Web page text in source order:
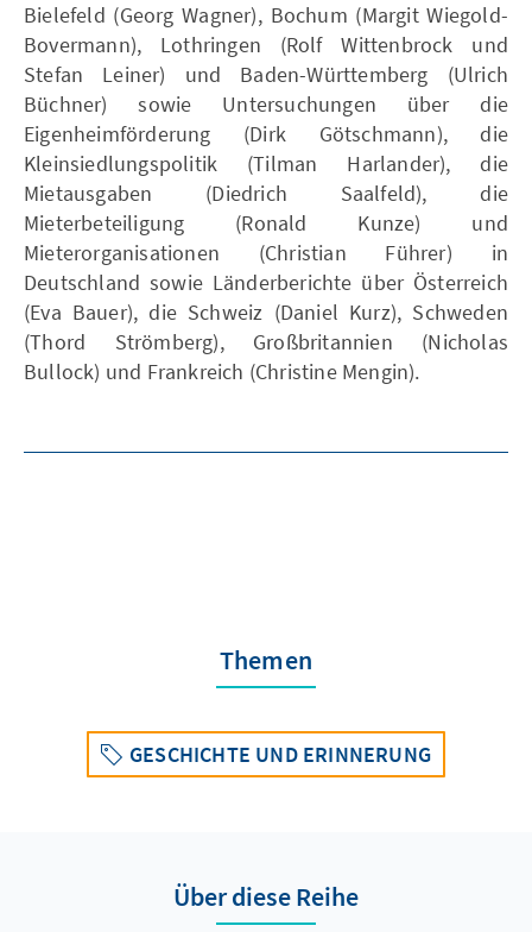
Bielefeld (Georg Wagner), Bochum (Margit Wiegold-
Bovermann), Lothringen (Rolf Wittenbrock und
Stefan Leiner) und Baden-Württemberg (Ulrich
Büchner) sowie Untersuchungen über die
Eigenheimförderung (Dirk Götschmann), die
Kleinsiedlungspolitik (Tilman Harlander), die
Mietausgaben (Diedrich Saalfeld), die
Mieterbeteiligung (Ronald Kunze) und
Mieterorganisationen (Christian Führer) in
Deutschland sowie Länderberichte über Österreich
(Eva Bauer), die Schweiz (Daniel Kurz), Schweden
(Thord Strömberg), Großbritannien (Nicholas
Bullock) und Frankreich (Christine Mengin).
Themen
GESCHICHTE UND ERINNERUNG
Über diese Reihe